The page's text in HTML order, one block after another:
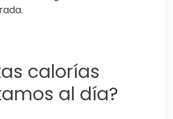
calorías
al día?